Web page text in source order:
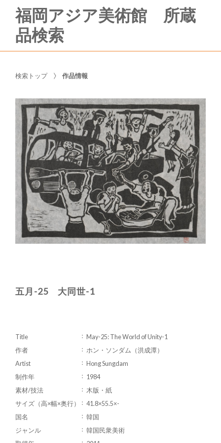
福岡アジア美術館 所蔵
品検索
検索トップ 作品情報
五月-25 大同世-1
Title
May-25: The World of Unity-1
作者
ホン・ソンダム（洪成潭）
Artist
Hong Sungdam
制作年
1984
素材/技法
木版・紙
サイズ（高×幅×奥行）
41.8×55.5×-
国名
韓国
ジャンル
韓国民衆美術